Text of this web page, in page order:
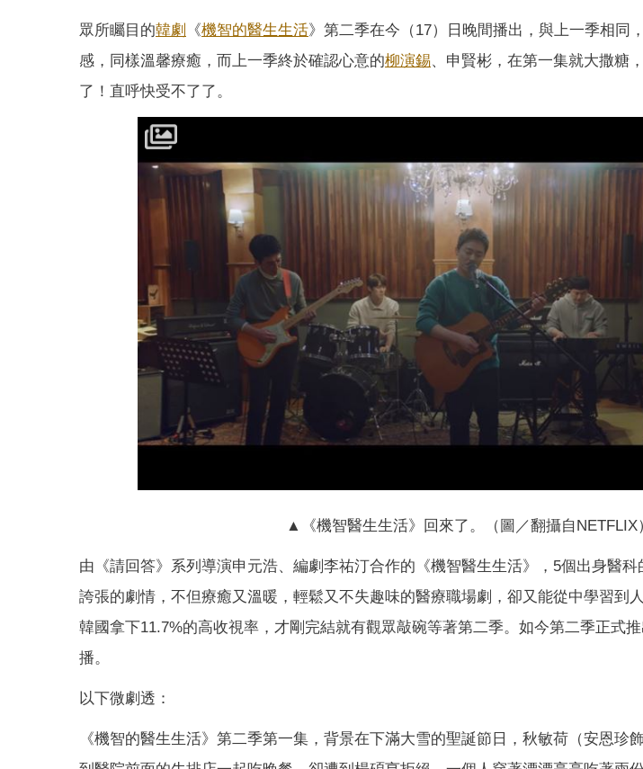
眾所矚目的韓劇 《機智的醫生生活》第二季在今（17）日晚間播出，與上一季相同
感，同樣溫馨療癒，而上一季終於確認心意的柳演錫、申賢彬，在第一集就大撒糖
了！直呼快受不了了。
▲《機智醫生生活》回來了。（圖／翻攝自NETFLIX
由《請回答》系列導演申元浩、編劇李祐汀合作的《機智醫生生活》，5個出身醫科
誇張的劇情，不但療癒又溫暖，輕鬆又不失趣味的醫療職場劇，卻又能從中學習到
韓國拿下11.7%的高收視率，才剛完結就有觀眾敲碗等著第二季。如今第二季正式
播。
以下微劇透：
《機智的醫生生活》第二季第一集，背景在下滿大雪的聖誕節日，秋敏荷（安恩珍